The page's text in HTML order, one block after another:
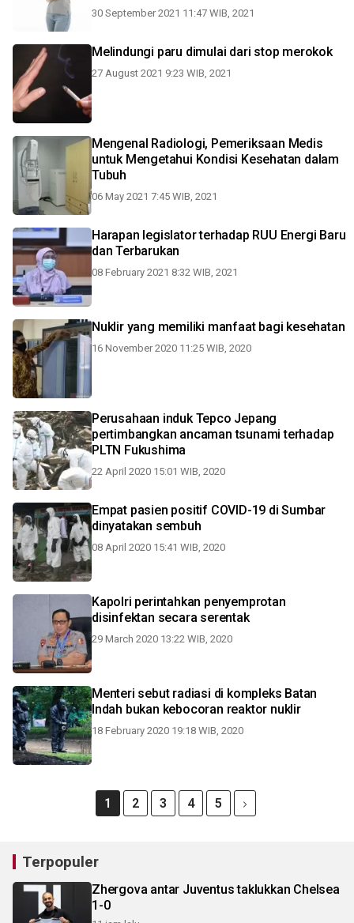
30 September 2021 11:47 WIB, 2021
Melindungi paru dimulai dari stop merokok
27 August 2021 9:23 WIB, 2021
Mengenal Radiologi, Pemeriksaan Medis
untuk Mengetahui Kondisi Kesehatan dalam
Tubuh
06 May 2021 7:45 WIB, 2021
Harapan legislator terhadap RUU Energi Baru
dan Terbarukan
08 February 2021 8:32 WIB, 2021
Nuklir yang memiliki manfaat bagi kesehatan
16 November 2020 11:25 WIB, 2020
Perusahaan induk Tepco Jepang
pertimbangkan ancaman tsunami terhadap
PLTN Fukushima
22 April 2020 15:01 WIB, 2020
Empat pasien positif COVID-19 di Sumbar
dinyatakan sembuh
08 April 2020 15:41 WIB, 2020
Kapolri perintahkan penyemprotan
disinfektan secara serentak
29 March 2020 13:22 WIB, 2020
Menteri sebut radiasi di kompleks Batan
Indah bukan kebocoran reaktor nuklir
18 February 2020 19:18 WIB, 2020
1 2 3 4 5
Terpopuler
Zhergova antar Juventus taklukkan Chelsea
1-0